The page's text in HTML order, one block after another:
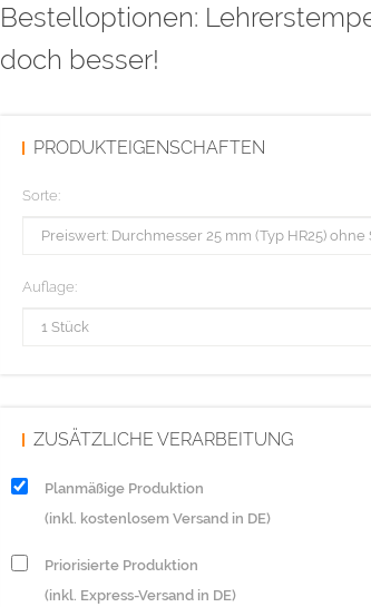
Bestelloptionen:
doch besser!
PRODUKTEIGENSCHAFTEN
Sorte:
Auflage:
ZUSÄTZLICHE VERARBEITUNG
Planmäßige Produktion
(inkl. kostenlosem Versand in DE)
Priorisierte Produktion
(inkl. Express-Versand in DE)